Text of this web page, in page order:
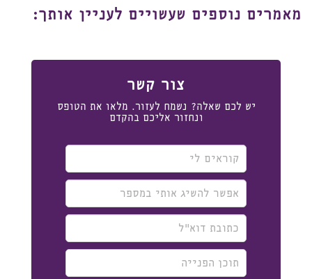
מאמרים נוספים שעשויים לעניין אותך:
צור קשר
יש לכם שאלה? נשמח לעזור. מלאו את הטופס
ונחזור אליכם בהקדם
לי
להשיג
אותי
דוא"ל
הפנייה